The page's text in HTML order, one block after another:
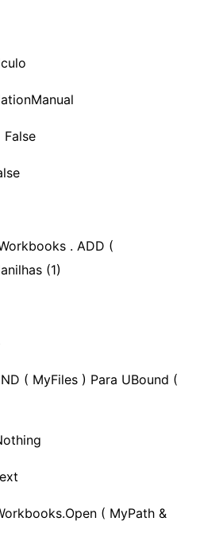
. ADD (
(1)
( MyFiles ) Para UBound (
( MyPath &